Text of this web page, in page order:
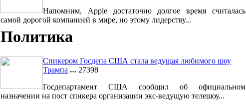
Напомним, Apple достаточно долгое время считалась
самой дорогой компанией в мире, но этому лидерству...
Политика
Спикером Госдепа США стала ведущая любимого шоу
Трампа
27398
Госдепартамент США сообщил об официальном
назначении на пост спикера организации экс-ведущую телешоу...